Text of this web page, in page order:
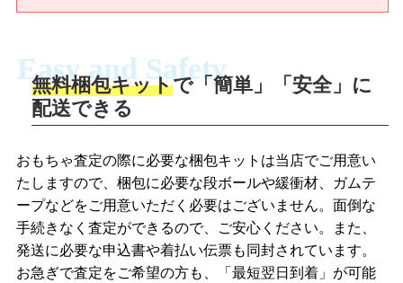
商品撮影
商品を撮影して、査定フォームから画像
を送信します。
梱包キットをメールで申し込み
LINEの友だち追加・査定画像を送信
「ジョニージョイLINE査定」を友だちに
追加し、スマートフォンなどのカメラで
撮影したおもちゃの写真をトーク中に送
信します。
梱包キットをLINEで申し込み
Easy and Safety
無料梱包キットで「簡単」「安全」に
配送できる
おもちゃ査定の際に必要な梱包キットは当店でご用意い
たしますので、梱包に必要な段ボールや緩衝材、ガムテ
ープなどをご用意いただく必要はございません。面倒な
手続きなく査定ができるので、ご安心ください。また、
発送に必要な申込書や着払い伝票も同封されています。
お急ぎで査定をご希望の方も、「最短翌日到着」が可能